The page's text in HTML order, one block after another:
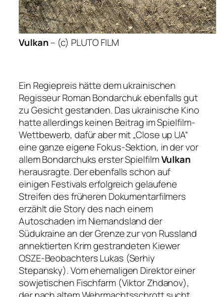
Vulkan– (c) PLUTO FILM
Ein Regiepreis hätte dem ukrainischen
Regisseur Roman Bondarchuk ebenfalls gut
zu Gesicht gestanden. Das ukrainische Kino
hatte allerdings keinen Beitrag im Spielfilm-
Wettbewerb, dafür aber mit „Close up UA“
eine ganze eigene Fokus-Sektion, in der vor
allem Bondarchuks erster SpielfilmVulkan
herausragte. Der ebenfalls schon auf
einigen Festivals erfolgreich gelaufene
Streifen des früheren Dokumentarfilmers
erzählt die Story des nach einem
Autoschaden im Niemandsland der
Südukraine an der Grenze zur von Russland
annektierten Krim gestrandeten Kiewer
OSZE-Beobachters Lukas (Serhiy
Stepansky). Vom ehemaligen Direktor einer
sowjetischen Fischfarm (Viktor Zhdanov),